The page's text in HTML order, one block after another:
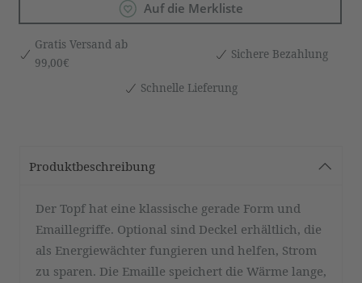
Auf die Merkliste
Gratis Versand ab
99,00€
Sichere Bezahlung
Schnelle Lieferung
Produktbeschreibung
Der Topf hat eine klassische gerade Form und
Emaillegriffe. Optional sind Deckel erhältlich, die
als Energiewächter fungieren und helfen, Strom
zu sparen. Die Emaille speichert die Wärme lange,